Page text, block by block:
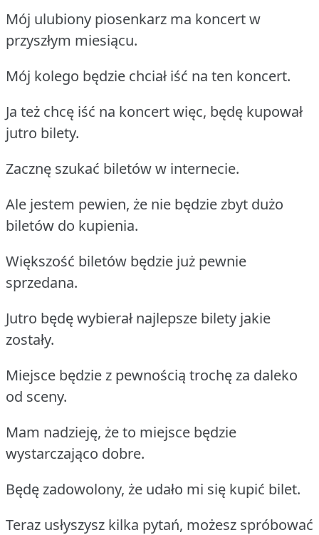
Mój ulubiony piosenkarz ma koncert w
przyszłym miesiącu.
Mój kolego będzie chciał iść na ten koncert.
Ja też chcę iść na koncert więc, będę kupował
jutro bilety.
Zacznę szukać biletów w internecie.
Ale jestem pewien, że nie będzie zbyt dużo
biletów do kupienia.
Większość biletów będzie już pewnie
sprzedana.
Jutro będę wybierał najlepsze bilety jakie
zostały.
Miejsce będzie z pewnością trochę za daleko
od sceny.
Mam nadzieję, że to miejsce będzie
wystarczająco dobre.
Będę zadowolony, że udało mi się kupić bilet.
Teraz usłyszysz kilka pytań, możesz spróbować